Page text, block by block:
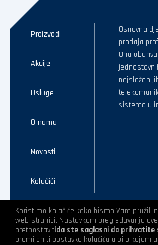
Proizvodi
Akcije
Usluge
O nama
Novosti
Kolačići
Osnovna
prodaja
Ona
sistema u
Website developed by4WEB d.o.o. | © 2025-2026 - sva
Koristimo kolačiće kako bismo Vam pružili
web-stranici. Nastavkom pregledavanja
pretpostavitida ste saglasni da prihvatite
promijeniti postavke kolačića u bilo kojem